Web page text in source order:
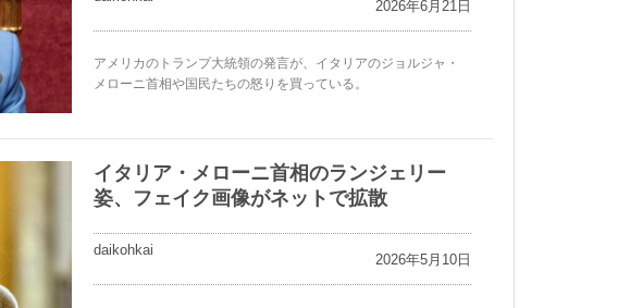
2026年6月21日
アメリカのトランプ大統領の発言が、イタリアのジョルジャ・
メローニ首相や国民たちの怒りを買っている。
イタリア・メローニ首相のランジェリー
姿、フェイク画像がネットで拡散
daikohkai
2026年5月10日